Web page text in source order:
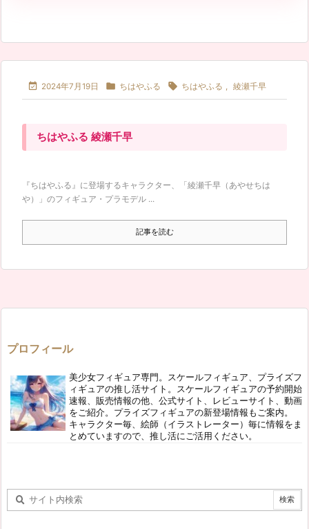
 2024年7月19日  ちはやふる  ちはやふる , 綾瀬千早
ちはやふる 綾瀬千早
『ちはやふる』に登場するキャラクター、「綾瀬千早（あやせちは
や）」のフィギュア・プラモデル ...
記事を読む
プロフィール
美少女フィギュア専門。スケールフィギュア、プライズフ
ィギュアの推し活サイト。スケールフィギュアの予約開始
速報、販売情報の他、公式サイト、レビューサイト、動画
をご紹介。プライズフィギュアの新登場情報もご案内。
キャラクター毎、絵師（イラストレーター）毎に情報をま
とめていますので、推し活にご活用ください。